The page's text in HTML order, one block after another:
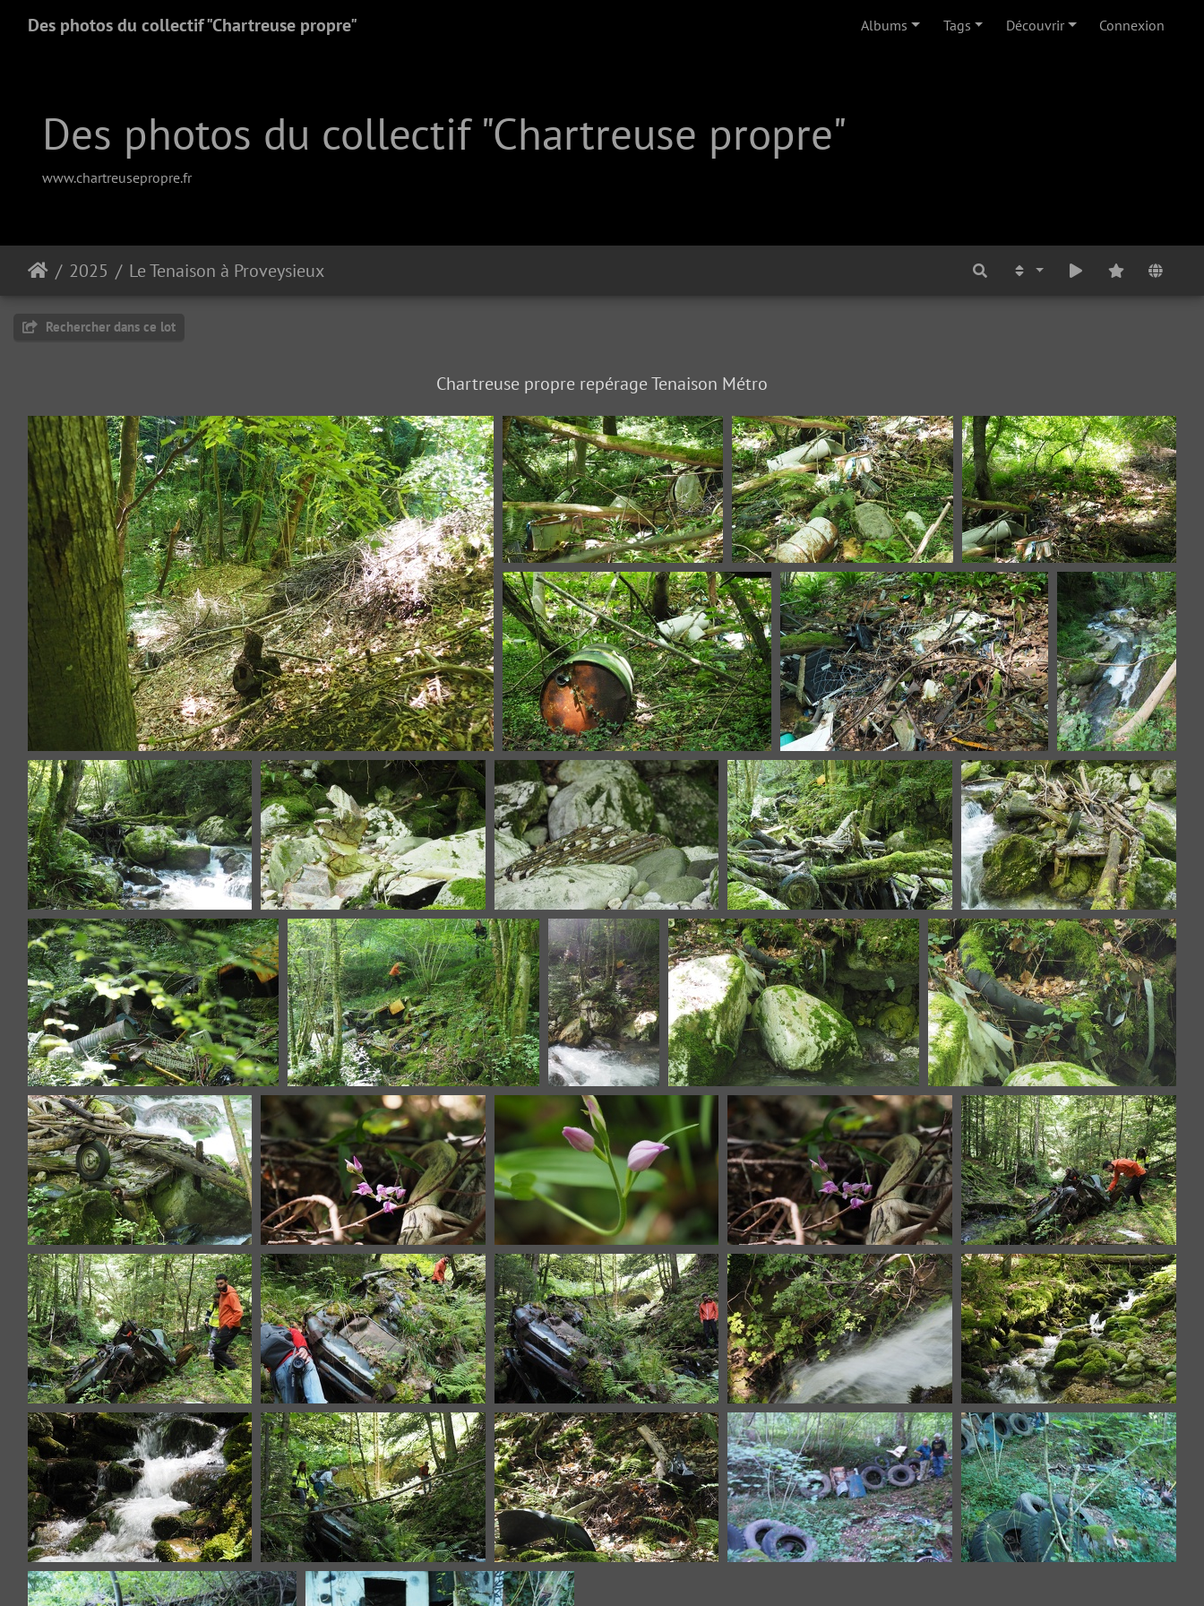
Des photos du collectif "Chartreuse propre" Albums Tags Découvrir Connexion
Des photos du collectif "Chartreuse propre"
www.chartreusepropre.fr
2025 Le Tenaison à Proveysieux
Rechercher dans ce lot
Chartreuse propre repérage Tenaison Métro
P6136760.JPG
P6136761.JPG P6136762.JPG P6136764.JPG
P6136765.JPG P6136766.JPG P6136767.JPG
P6136770.JPG P6136773.JPG P6136774.JPG P6136775.JPG P6136777.JPG
P6136778.JPG P6136780.JPG P6136783.JPG P6136785.JPG P6136786.JPG
P6136787.JPG P6136791.JPG P6136792.JPG P6136793.JPG carcasse déjà évacuée !
carcasse déjà évacuée ! carcasse déjà évacuée ! carcasse déjà évacuée ! P6136807.JPG P6136808.JPG
P6136810.JPG carcasse déjà évacuée ! carcasse déjà évacuée !